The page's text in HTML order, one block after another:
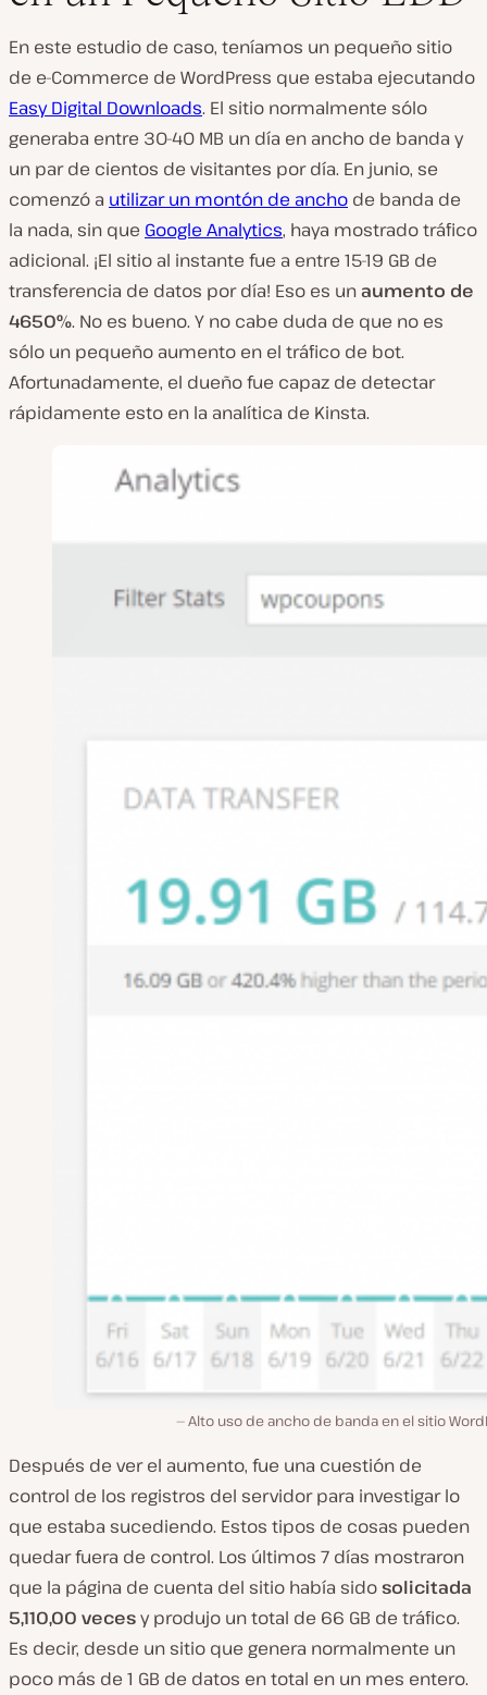
En este estudio de caso, teníamos un pequeño sitio
de e-Commerce de WordPress que estaba ejecutando
Easy Digital Downloads. El sitio normalmente sólo
generaba entre 30-40 MB un día en ancho de banda y
un par de cientos de visitantes por día. En junio, se
comenzó a utilizar un montón de ancho de banda de
la nada, sin que Google Analytics, haya mostrado tráfico
adicional. ¡El sitio al instante fue a entre 15-19 GB de
transferencia de datos por día! Eso es unaumento de
4650%. No es bueno. Y no cabe duda de que no es
sólo un pequeño aumento en el tráfico de bot.
Afortunadamente, el dueño fue capaz de detectar
rápidamente esto en la analítica de Kinsta.
Alto uso de ancho de banda en el sitio
Después de ver el aumento, fue una cuestión de
control de los registros del servidor para investigar lo
que estaba sucediendo. Estos tipos de cosas pueden
quedar fuera de control. Los últimos 7 días mostraron
que la página de cuenta del sitio había sidosolicitada
5,110,00 vecesy produjo un total de 66 GB de tráfico.
Es decir, desde un sitio que genera normalmente un
poco más de 1 GB de datos en total en un mes entero.